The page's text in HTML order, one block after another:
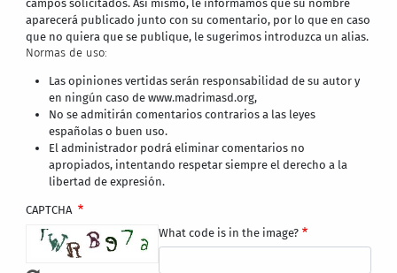
campos solicitados. Así mismo, le informamos que su nombre
aparecerá publicado junto con su comentario, por lo que en caso
que no quiera que se publique, le sugerimos introduzca un alias.
Normas de uso:
Las opiniones vertidas serán responsabilidad de su autor y
en ningún caso de www.madrimasd.org,
No se admitirán comentarios contrarios a las leyes
españolas o buen uso.
El administrador podrá eliminar comentarios no
apropiados, intentando respetar siempre el derecho a la
libertad de expresión.
CAPTCHA
What code is in the image?